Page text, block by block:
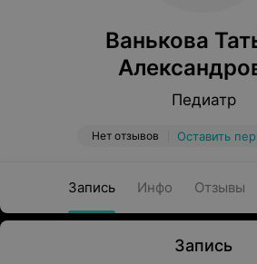
Ванькова
Педиатр
Нет отзывов Оставить
Запись Инфо Отзывы
Запись